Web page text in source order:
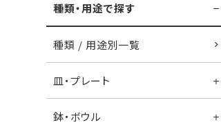
種類・用途で探す
種類 / 用途別一覧
皿・プレート
鉢・ボウル